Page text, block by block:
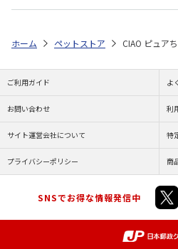
ホーム ペットストア CIAO ピュア
ご利用ガイド よ
お問い合わせ 利
サイト運営会社について 特
プライバシーポリシー 商
SNSでお得な情報発信中